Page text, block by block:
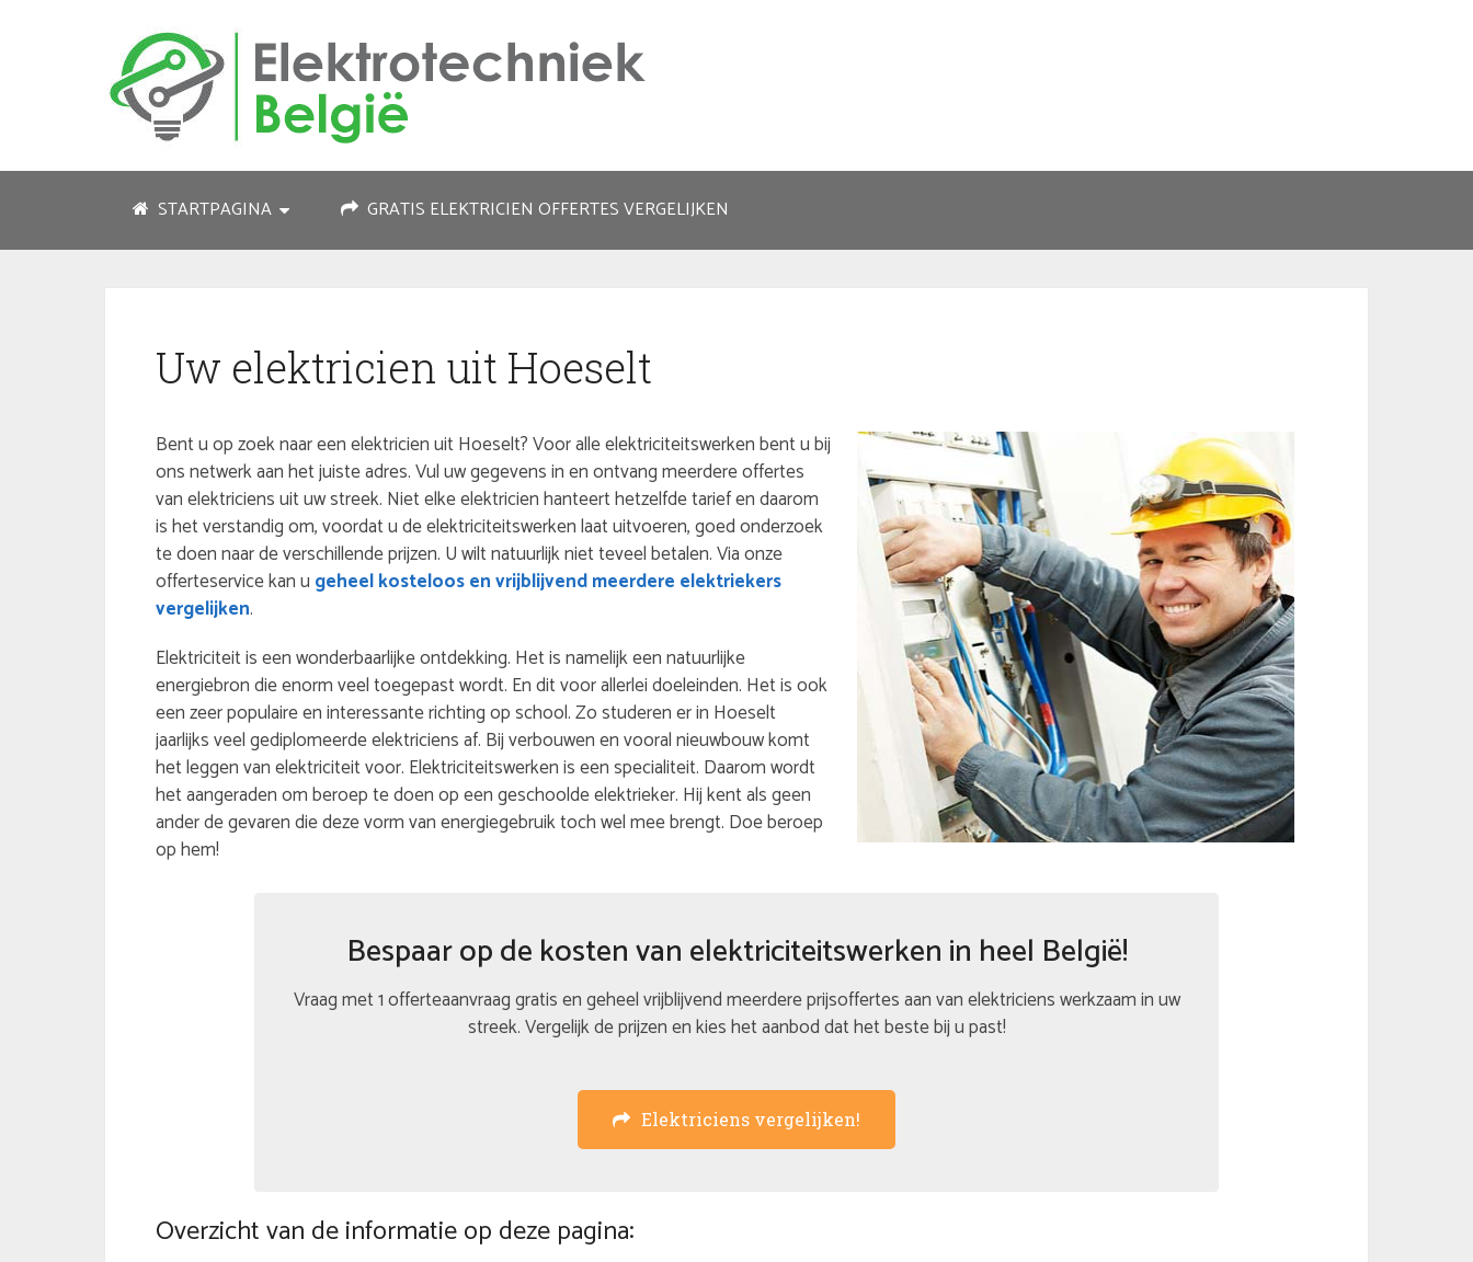
STARTPAGINA GRATIS ELEKTRICIEN OFFERTES VERGELIJKEN
Uw elektricien uit Hoeselt
Bent u op zoek naar een elektricien uit Hoeselt? Voor alle elektriciteitswerken bent u bij
ons netwerk aan het juiste adres. Vul uw gegevens in en ontvang meerdere offertes
van elektriciens uit uw streek. Niet elke elektricien hanteert hetzelfde tarief en daarom
is het verstandig om, voordat u de elektriciteitswerken laat uitvoeren, goed onderzoek
te doen naar de verschillende prijzen. U wilt natuurlijk niet teveel betalen. Via onze
offerteservice kan u geheel kosteloos en vrijblijvend meerdere elektriekers
vergelijken.
Elektriciteit is een wonderbaarlijke ontdekking. Het is namelijk een natuurlijke
energiebron die enorm veel toegepast wordt. En dit voor allerlei doeleinden. Het is ook
een zeer populaire en interessante richting op school. Zo studeren er in Hoeselt
jaarlijks veel gediplomeerde elektriciens af. Bij verbouwen en vooral nieuwbouw komt
het leggen van elektriciteit voor. Elektriciteitswerken is een specialiteit. Daarom wordt
het aangeraden om beroep te doen op een geschoolde elektrieker. Hij kent als geen
ander de gevaren die deze vorm van energiegebruik toch wel mee brengt. Doe beroep
op hem!
Bespaar op de kosten van elektriciteitswerken in heel België!
Vraag met 1 offerteaanvraag gratis en geheel vrijblijvend meerdere prijsoffertes aan van elektriciens werkzaam in uw
streek. Vergelijk de prijzen en kies het aanbod dat het beste bij u past!
Elektriciens vergelijken!
Overzicht van de informatie op deze pagina: